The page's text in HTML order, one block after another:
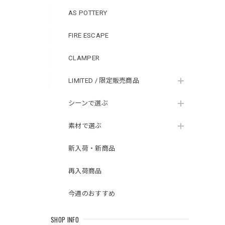
AS POTTERY
FIRE ESCAPE
CLAMPER
LIMITED / 限定販売商品
シーンで選ぶ
素材で選ぶ
新入荷・新商品
再入荷商品
今週のおすすめ
SHOP INFO